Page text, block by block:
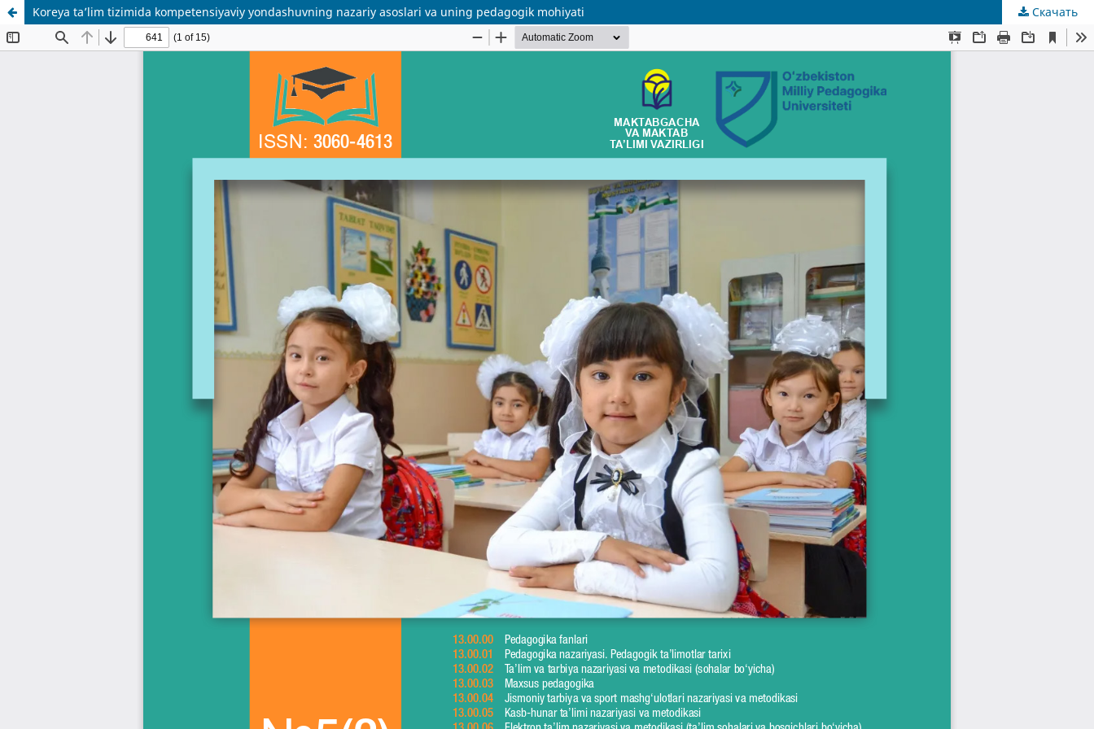
Koreya ta’lim tizimida kompetensiyaviy yondashuvning nazariy asoslari va uning pedagogik mohiyati Скачать